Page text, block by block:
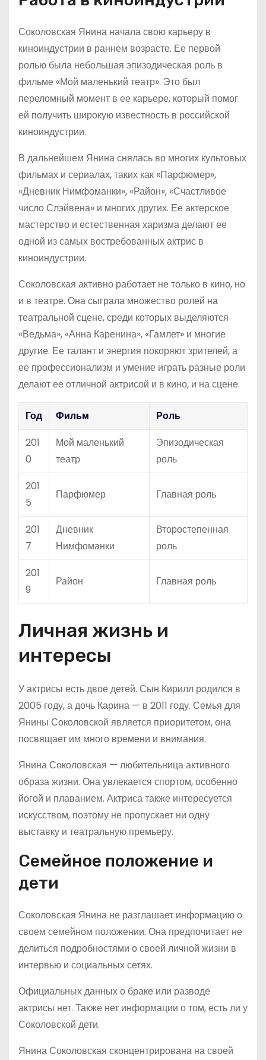
Соколовская Янина начала свою карьеру в
киноиндустрии в раннем возрасте. Ее первой
ролью была небольшая эпизодическая роль в
фильме «Мой маленький театр». Это был
переломный момент в ее карьере, который помог
ей получить широкую известность в российской
киноиндустрии.
В дальнейшем Янина снялась во многих культовых
фильмах и сериалах, таких как «Парфюмер»,
«Дневник Нимфоманки», «Район», «Счастливое
число Слэйвена» и многих других. Ее актерское
мастерство и естественная харизма делают ее
одной из самых востребованных актрис в
киноиндустрии.
Соколовская активно работает не только в кино, но
и в театре. Она сыграла множество ролей на
театральной сцене, среди которых выделяются
«Ведьма», «Анна Каренина», «Гамлет» и многие
другие. Ее талант и энергия покоряют зрителей, а
ее профессионализм и умение играть разные роли
делают ее отличной актрисой и в кино, и на сцене.
Год Фильм
Роль
201
0
Мой маленький
театр
Эпизодическая
роль
201
5
Парфюмер Главная роль
201
7
Дневник
Нимфоманки
Второстепенная
роль
201
9
Район Главная роль
Личная жизнь и
интересы
У актрисы есть двое детей. Сын Кирилл родился в
2005 году, а дочь Карина — в 2011 году. Семья для
Янины Соколовской является приоритетом, она
посвящает им много времени и внимания.
Янина Соколовская — любительница активного
образа жизни. Она увлекается спортом, особенно
йогой и плаванием. Актриса также интересуется
искусством, поэтому не пропускает ни одну
выставку и театральную премьеру.
Семейное положение и
дети
Соколовская Янина не разглашает информацию о
своем семейном положении. Она предпочитает не
делиться подробностями о своей личной жизни в
интервью и социальных сетях.
Официальных данных о браке или разводе
актрисы нет. Также нет информации о том, есть ли у
Соколовской дети.
Янина Соколовская сконцентрирована на своей